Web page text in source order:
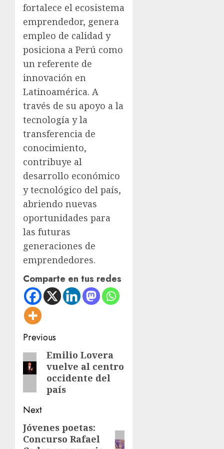
fortalece el ecosistema
emprendedor, genera
empleo de calidad y
posiciona a Perú como
un referente de
innovación en
Latinoamérica. A
través de su apoyo a la
tecnología y la
transferencia de
conocimiento,
contribuye al
desarrollo económico
y tecnológico del país,
abriendo nuevas
oportunidades para
las futuras
generaciones de
emprendedores.
Comparte en tus redes
Post
navigation
Previous
Previous
post:
Emilio Lovera
vuelve al centro
occidente del
país
Next
Next
post:
Jóvenes poetas:
Concurso Rafael